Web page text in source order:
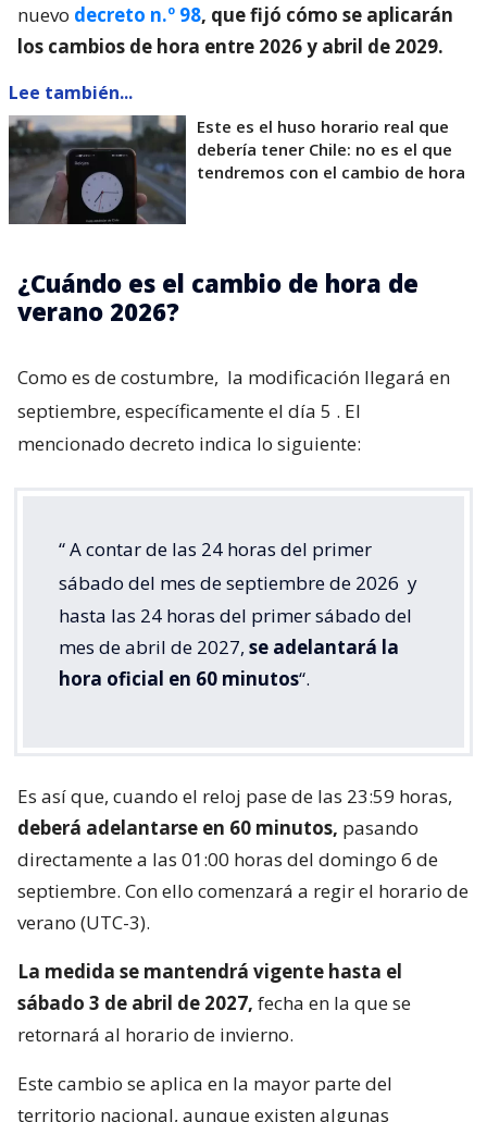
nuevo decreto n.º 98, que fijó cómo se aplicarán
los cambios de hora entre 2026 y abril de 2029.
Lee también...
Este es el huso horario real que
debería tener Chile: no es el que
tendremos con el cambio de hora
¿Cuándo es el cambio de hora de
verano 2026?
Como es de costumbre, la modificación llegará en
septiembre, específicamente el día 5 . El
mencionado decreto indica lo siguiente:
“A contar de las 24 horas del primer
sábado del mes de septiembre de 2026 y
hasta las 24 horas del primer sábado del
mes de abril de 2027, se adelantará la
hora oficial en 60 minutos“.
Es así que, cuando el reloj pase de las 23:59 horas,
deberá adelantarse en 60 minutos, pasando
directamente a las 01:00 horas del domingo 6 de
septiembre. Con ello comenzará a regir el horario de
verano (UTC-3).
La medida se mantendrá vigente hasta el
sábado 3 de abril de 2027, fecha en la que se
retornará al horario de invierno.
Este cambio se aplica en la mayor parte del
territorio nacional, aunque existen algunas